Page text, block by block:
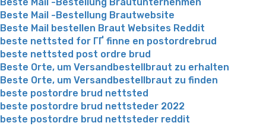
Beste Mail -Bestellung Brautunternehmen
Beste Mail -Bestellung Brautwebsite
Beste Mail bestellen Braut Websites Reddit
beste nettsted for ГҐ finne en postordrebrud
beste nettsted post ordre brud
Beste Orte, um Versandbestellbraut zu erhalten
Beste Orte, um Versandbestellbraut zu finden
beste postordre brud nettsted
beste postordre brud nettsteder 2022
beste postordre brud nettsteder reddit